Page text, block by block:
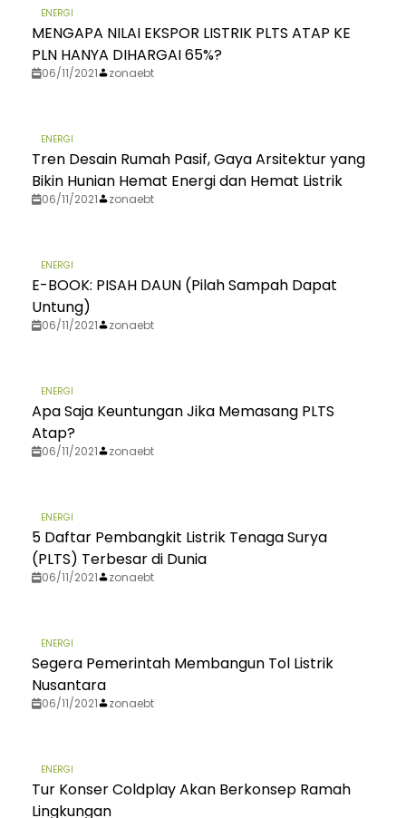
ENERGI
MENGAPA NILAI EKSPOR LISTRIK PLTS ATAP KE
PLN HANYA DIHARGAI 65%?
06/11/2021 zonaebt
ENERGI
Tren Desain Rumah Pasif, Gaya Arsitektur yang
Bikin Hunian Hemat Energi dan Hemat Listrik
06/11/2021 zonaebt
ENERGI
E-BOOK: PISAH DAUN (Pilah Sampah Dapat
Untung)
06/11/2021 zonaebt
ENERGI
Apa Saja Keuntungan Jika Memasang PLTS
Atap?
06/11/2021 zonaebt
ENERGI
5 Daftar Pembangkit Listrik Tenaga Surya
(PLTS) Terbesar di Dunia
06/11/2021 zonaebt
ENERGI
Segera Pemerintah Membangun Tol Listrik
Nusantara
06/11/2021 zonaebt
ENERGI
Tur Konser Coldplay Akan Berkonsep Ramah
Lingkungan